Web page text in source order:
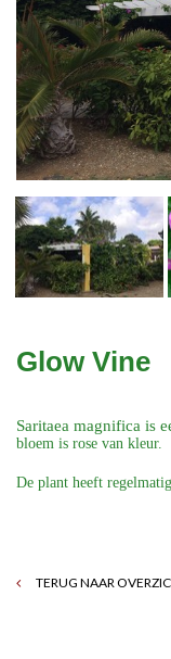
Glow Vine
Saritaea magnifica is
bloem is rose van kleur.
De plant heeft
TERUG NAAR